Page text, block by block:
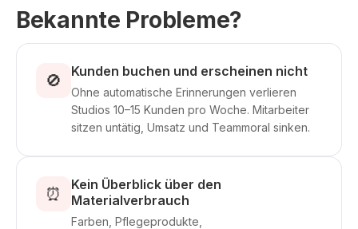
Bekannte Probleme?
🚫 Kunden buchen und erscheinen nicht
Ohne automatische Erinnerungen verlieren
Studios 10–15 Kunden pro Woche. Mitarbeiter
sitzen untätig, Umsatz und Teammoral sinken.
⏰
Kein Überblick über den
Materialverbrauch
Farben, Pflegeprodukte,